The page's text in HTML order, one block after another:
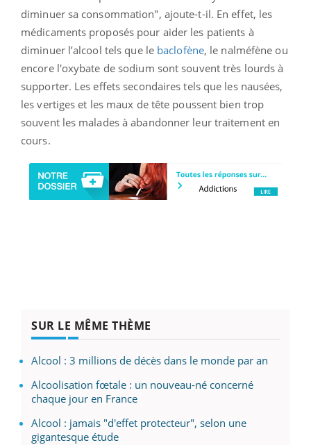
diminuer sa consommation", ajoute-t-il. En effet, les
médicaments proposés pour aider les patients à
diminuer l’alcool tels que le baclofène, le nalméfène ou
encore l'oxybate de sodium sont souvent très lourds à
supporter. Les effets secondaires tels que les nausées,
les vertiges et les maux de tête poussent bien trop
souvent les malades à abandonner leur traitement en
cours.
SUR LE MÊME THÈME
Alcool : 3 millions de décès dans le monde par an
Alcoolisation fœtale : un nouveau-né concerné
chaque jour en France
Alcool : jamais "d'effet protecteur", selon une
gigantesque étude